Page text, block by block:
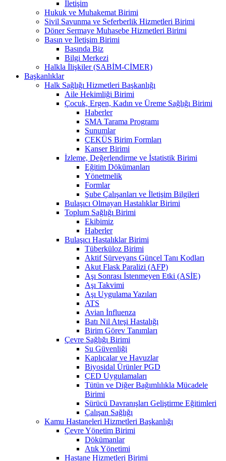
İletişim
Hukuk ve Muhakemat Birimi
Sivil Savunma ve Seferberlik Hizmetleri Birimi
Döner Sermaye Muhasebe Hizmetleri Birimi
Basın ve İletişim Birimi
Basında Biz
Bilgi Merkezi
Halkla İlişkiler (SABİM-CİMER)
Başkanlıklar
Halk Sağlığı Hizmetleri Başkanlığı
Aile Hekimliği Birimi
Çocuk, Ergen, Kadın ve Üreme Sağlığı Birimi
Haberler
SMA Tarama Programı
Sunumlar
ÇEKÜS Birim Formları
Kanser Birimi
İzleme, Değerlendirme ve İstatistik Birimi
Eğitim Dökümanları
Yönetmelik
Formlar
Şube Çalışanları ve İletişim Bilgileri
Bulaşıcı Olmayan Hastalıklar Birimi
Toplum Sağlığı Birimi
Ekibimiz
Haberler
Bulaşıcı Hastalıklar Birimi
Tüberküloz Birimi
Aktif Sürveyans Güncel Tanı Kodları
Akut Flask Paralizi (AFP)
Aşı Sonrası İstenmeyen Etki (ASİE)
Aşı Takvimi
Aşı Uygulama Yazıları
ATS
Avian İnfluenza
Batı Nil Ateşi Hastalığı
Birim Görev Tanımları
Çevre Sağlığı Birimi
Su Güvenliği
Kaplıcalar ve Havuzlar
Biyosidal Ürünler PGD
ÇED Uygulamaları
Tütün ve Diğer Bağımlılıkla Mücadele
Birimi
Sürücü Davranışları Geliştirme Eğitimleri
Çalışan Sağlığı
Kamu Hastaneleri Hizmetleri Başkanlığı
Çevre Yönetim Birimi
Dökümanlar
Atık Yönetimi
Hastane Hizmetleri Birimi